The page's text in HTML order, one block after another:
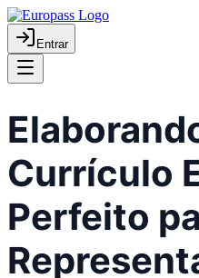
Entrar
Currículo
Perfeito